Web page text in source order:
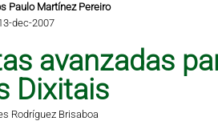
Paulo Martínez Pereiro
dec-2007
avanzadas
Dixitais
Rodríguez Brisaboa